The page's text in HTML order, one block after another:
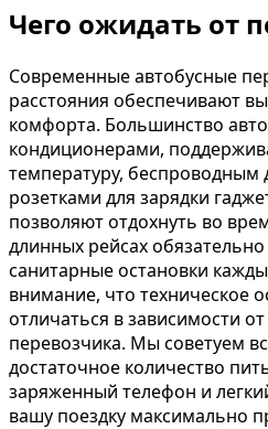
Чего ожидать от
Современные автобусные
расстояния обеспечивают
комфорта. Большинство
кондиционерами,
температуру, беспроводным
розетками для зарядки
позволяют отдохнуть во
длинных рейсах
санитарные остановки
внимание, что техническое
отличаться в зависимости
перевозчика. Мы советуем
достаточное количество
заряженный телефон и
вашу поездку максимально